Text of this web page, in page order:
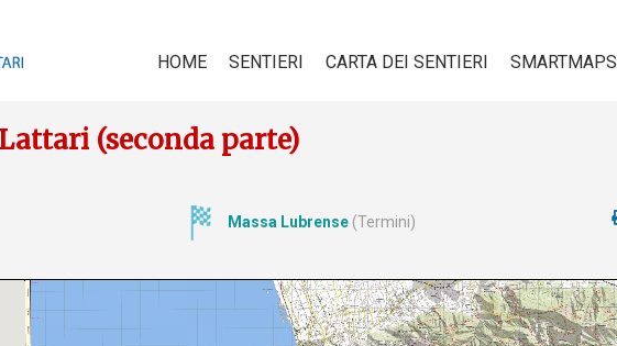
HOME SENTIERI CARTA DEI SENTIERI SMARTMAPS
(seconda parte)
Massa Lubrense (Termini)